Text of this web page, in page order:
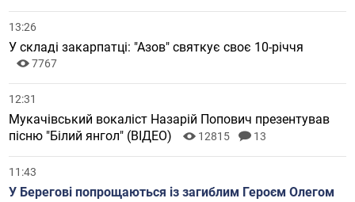
13:26
У складі закарпатці: "Азов" святкує своє 10-річчя
7767
12:31
Мукачівський вокаліст Назарій Попович презентував
пісню "Білий янгол" (ВІДЕО)
12815 13
11:43
У Берегові попрощаються із загиблим Героєм Олегом